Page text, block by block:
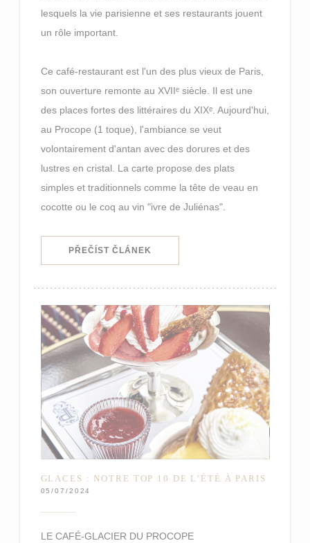
lesquels la vie parisienne et ses restaurants jouent
un rôle important.
Ce café-restaurant est l'un des plus vieux de Paris,
son ouverture remonte au XVIIᵉ siècle. Il est une
des places fortes des littéraires du XIXᵉ. Aujourd'hui,
au Procope (1 toque), l'ambiance se veut
volontairement d'antan avec des dorures et des
lustres en cristal. La carte propose des plats
simples et traditionnels comme la tête de veau en
cocotte ou le coq au vin "ivre de Juliénas".
PŘEČÍST ČLÁNEK
GLACES : NOTRE TOP 10 DE L’ÉTÉ À PARIS
05/07/2024
LE CAFÉ-GLACIER DU PROCOPE